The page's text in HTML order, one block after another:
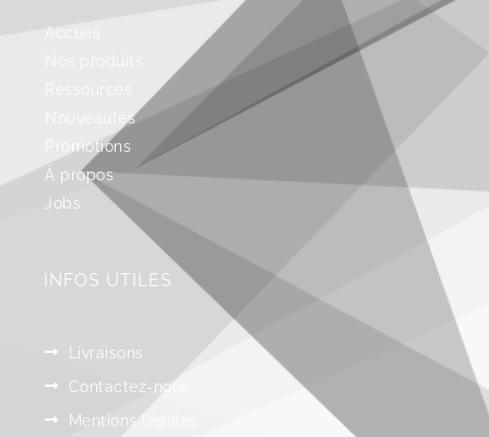
Accueil
Nouveautés
Promotions
À propos
Jobs
INFOS UTILES
Livraisons
Contactez-nous
Mentions légales